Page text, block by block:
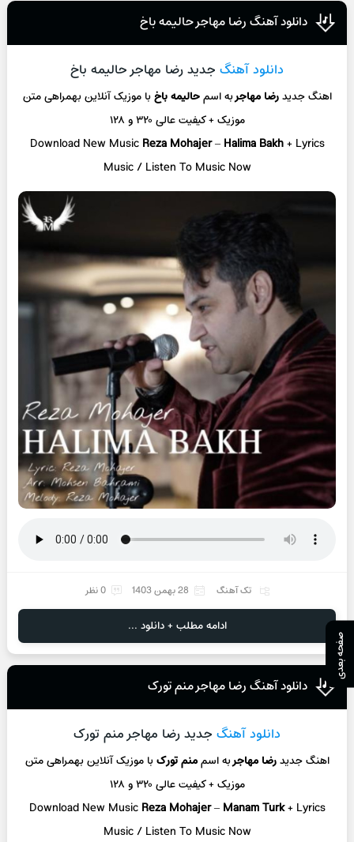
دانلود آهنگ رضا مهاجر حالیمه باخ
دانلود آهنگ جدید رضا مهاجر حالیمه باخ
اهنگ جدیدرضا مهاجربه اسمحالیمه باخبا موزیک آنلاینبهمراهی متن
موزیک + کیفیت عالی ۳۲۰ و ۱۲۸
Download New Music Reza Mohajer–Halima Bakh+ Lyrics
Music / Listen To Music Now
تک آهنگ 28 بهمن 1403 0 نظر
ادامه مطلب + دانلود ...
دانلود آهنگ رضا مهاجر منم تورک
دانلود آهنگ جدید رضا مهاجر منم تورک
اهنگ جدیدرضا مهاجربه اسممنم تورکبا موزیک آنلاینبهمراهی متن
موزیک + کیفیت عالی ۳۲۰ و ۱۲۸
Download New Music Reza Mohajer–Manam Turk+ Lyrics
Music / Listen To Music Now
صفحه بعدی